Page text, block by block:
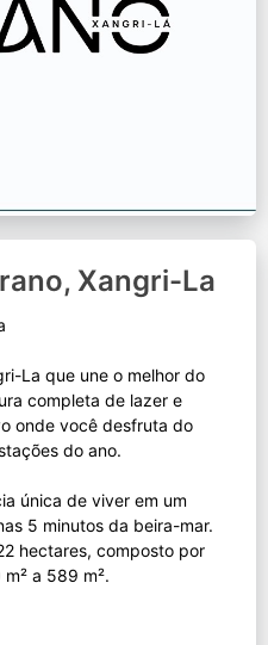
Xangri-La
La que une o melhor do
completa de lazer e
onde você desfruta do
do ano.
única de viver em um
5 minutos da beira-mar.
hectares, composto por
a 589 m².